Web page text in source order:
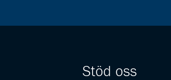
Stöd oss